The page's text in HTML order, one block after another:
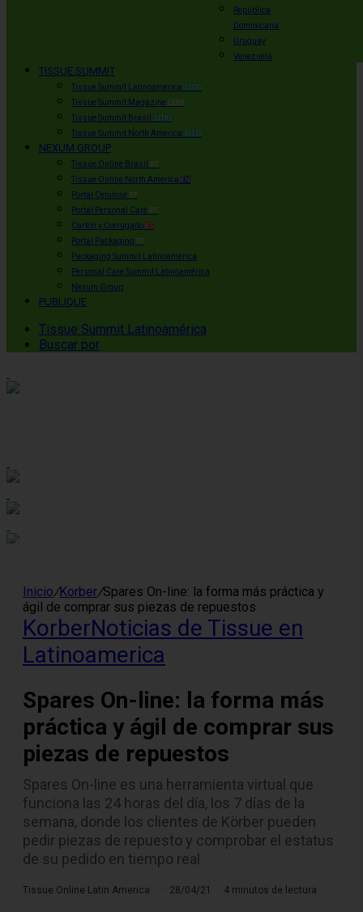
República
Dominicana
Uruguay
Venezuela
TISSUE SUMMIT
Tissue Summit Latinoamérica SITIO
Tissue Summit Magazine LEER
Tissue Summit Brasil SITIO
Tissue Summit North America SITIO
NEXUM GROUP
Tissue Online Brasil PT
Tissue Online North America EN
Portal Celulose PT
Portal Personal Care PT
Cartón y Corrugado ES
Portal Packaging PT
Packaging Summit Latinoamérica
Personal Care Summit Latinoamérica
Nexum Group
PUBLIQUE
Tissue Summit Latinoamérica
Buscar por
Inicio/Korber/Spares On-line: la forma más práctica y
ágil de comprar sus piezas de repuestos
KorberNoticias de Tissue en
Latinoamerica
Spares On-line: la forma más
práctica y ágil de comprar sus
piezas de repuestos
Spares On-line es una herramienta virtual que
funciona las 24 horas del día, los 7 días de la
semana, donde los clientes de Körber pueden
pedir piezas de repuesto y comprobar el estatus
de su pedido en tiempo real
Tissue Online Latin America 28/04/21 4 minutos de lectura